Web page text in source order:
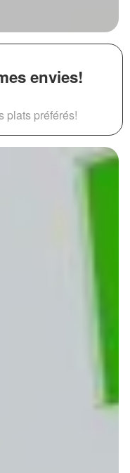
envies!
plats préférés!